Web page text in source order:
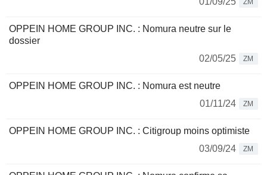
ZM
OPPEIN HOME GROUP INC. : Nomura neutre sur le
dossier
02/05/25
ZM
OPPEIN HOME GROUP INC. : Nomura est neutre
01/11/24
ZM
OPPEIN HOME GROUP INC. : Citigroup moins optimiste
03/09/24
ZM